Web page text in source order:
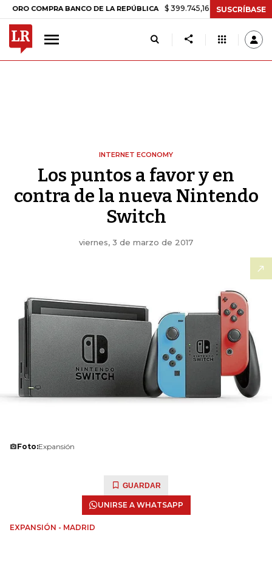
COMPRA BANCO DE LA REPÚBLICA $ 399.745,16 +$ 2.295,71 +0,58%
SUSCRÍBASE
INTERNET ECONOMY
Los puntos a favor y en
contra de la nueva Nintendo
Switch
viernes, 3 de marzo de 2017
Foto:Expansión
GUARDAR
UNIRSE A WHATSAPP
EXPANSIÓN - MADRID